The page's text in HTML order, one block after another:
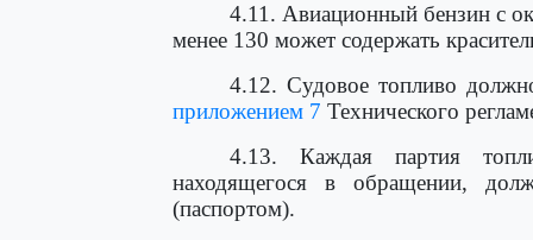
4.11. Авиационный бензин с
менее 130 может содержать
4.12. Судовое топливо
приложением 7 Технического
4.13. Каждая партия
находящегося в обращении,
(паспортом).